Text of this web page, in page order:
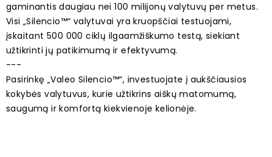
gaminantis daugiau nei 100 milijonų valytuvų per metus.
Visi „Silencio™“ valytuvai yra kruopščiai testuojami,
įskaitant 500 000 ciklų ilgaamžiškumo testą, siekiant
užtikrinti jų patikimumą ir efektyvumą.
---
Pasirinkę „Valeo Silencio™“, investuojate į aukščiausios
kokybės valytuvus, kurie užtikrins aiškų matomumą,
saugumą ir komfortą kiekvienoje kelionėje.